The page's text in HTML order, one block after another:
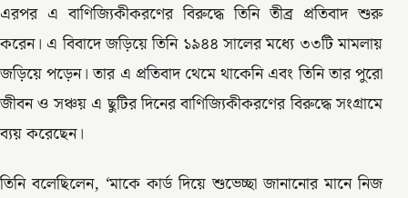
এরপর এ বাণিজ্যিকীকরণের বিরুদ্ধে তিনি তীব্র প্রতিবাদ শুরু
করেন। এ বিবাদে জড়িয়ে তিনি ১৯৪৪ সালের মধ্যে ৩৩টি মামলায়
জড়িয়ে পড়েন। তার এ প্রতিবাদ থেমে থাকেনি এবং তিনি তার পুরো
জীবন ও সঞ্চয় এ ছুটির দিনের বাণিজ্যিকীকরণের বিরুদ্ধে সংগ্রামে
ব্যয় করেছেন।
তিনি বলেছিলেন, ‘মাকে কার্ড দিয়ে শুভেচ্ছা জানানোর মানে নিজ